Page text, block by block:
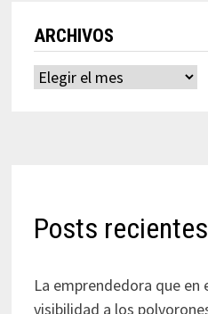
ARCHIVOS
Archivos
Posts recientes
La emprendedora que en
visibilidad a los